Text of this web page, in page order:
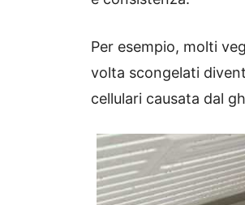
Per esempio, molti
volta scongelati
cellulari causata dal